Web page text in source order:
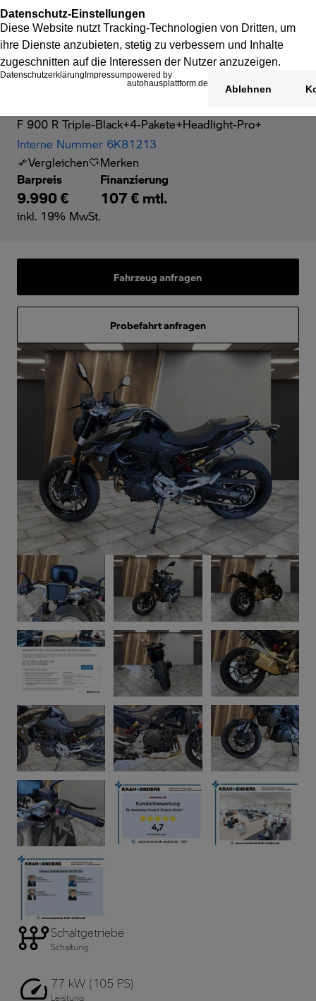
F 900 R Triple-Black+4-Pakete+Headlight-Pro+
Interne Nummer 6K81213
Vergleichen
Merken
Barpreis
9.990 €
inkl. 19% MwSt.
Finanzierung
107 € mtl.
Fahrzeug anfragen
Probefahrt anfragen
Schaltgetriebe
Schaltung
77 kW (105 PS)
Leistung